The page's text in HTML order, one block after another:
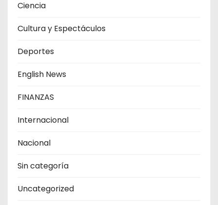
Ciencia
Cultura y Espectáculos
Deportes
English News
FINANZAS
Internacional
Nacional
Sin categoría
Uncategorized